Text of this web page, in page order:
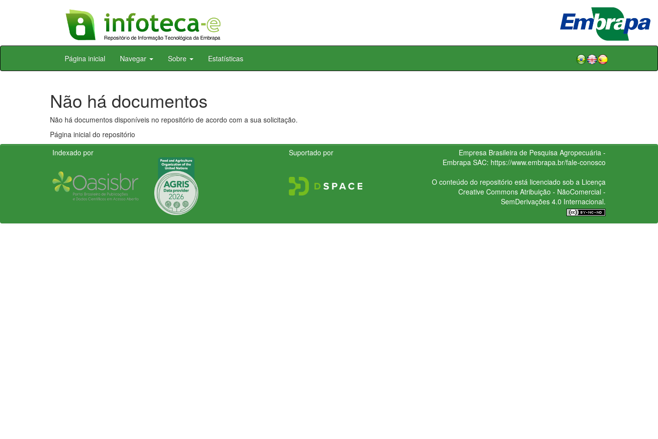
Skip
Página inicial Navegar Sobre Estatísticas
Não há documentos
Não há documentos disponíveis no repositório de acordo com a sua solicitação.
Página inicial do repositório
Indexado por
Suportado por
Empresa Brasileira de Pesquisa Agropecuária -
Embrapa SAC: https://www.embrapa.br/fale-conosco
O conteúdo do repositório está licenciado sob a Licença
Creative CommonsAtribuição - NãoComercial -
SemDerivações 4.0 Internacional.